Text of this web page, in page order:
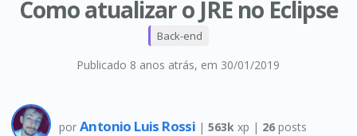
Como atualizar o JRE no Eclipse
Publicado 8 anos atrás, em 30/01/2019
Back-end
por Antonio Luis Rossi | 563k xp | 26posts